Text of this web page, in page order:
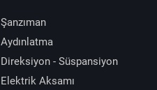
Şanzıman
Aydınlatma
Direksiyon - Süspansiyon
Elektrik Aksamı